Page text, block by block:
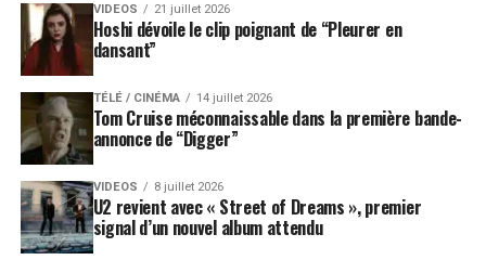
VIDEOS 21 juillet 2026
Hoshi dévoile le clip poignant de “Pleurer en
dansant”
TÉLÉ / CINÉMA 14 juillet 2026
Tom Cruise méconnaissable dans la première bande-
annonce de “Digger”
VIDEOS 8 juillet 2026
U2 revient avec « Street of Dreams », premier
signal d’un nouvel album attendu